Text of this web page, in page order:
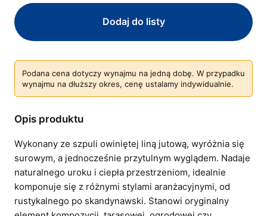
Dodaj do listy
Podana cena dotyczy wynajmu na jedną dobę. W przypadku
wynajmu na dłuższy okres, cenę ustalamy indywidualnie.
Opis produktu
Wykonany ze szpuli owiniętej liną jutową, wyróżnia się
surowym, a jednocześnie przytulnym wyglądem. Nadaje
naturalnego uroku i ciepła przestrzeniom, idealnie
komponuje się z różnymi stylami aranżacyjnymi, od
rustykalnego po skandynawski. Stanowi oryginalny